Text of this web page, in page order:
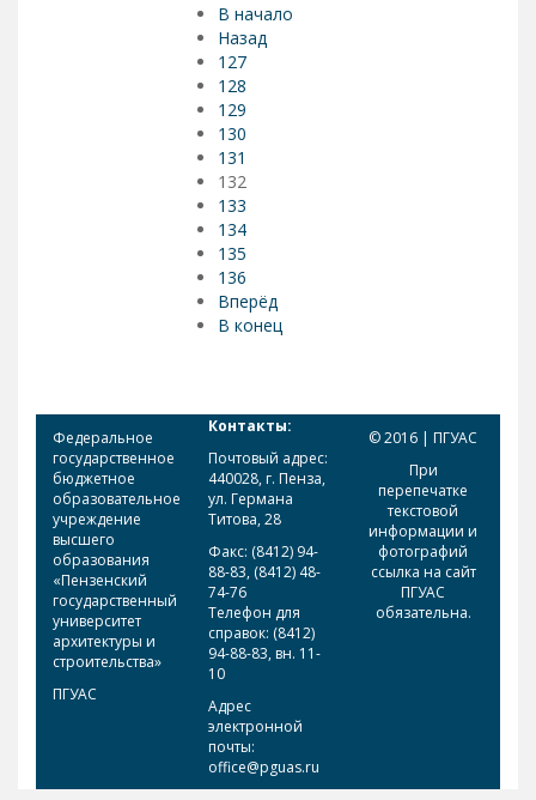
В начало
Назад
127
128
129
130
131
132
133
134
135
136
Вперёд
В конец
Федеральное
государственное
бюджетное
образовательное
учреждение
высшего
образования
«Пензенский
государственный
университет
архитектуры и
строительства»
ПГУАС
Контакты:
Почтовый адрес:
440028, г. Пенза,
ул. Германа
Титова, 28
Факс: (8412) 94-
88-83, (8412) 48-
74-76
Телефон для
справок: (8412)
94-88-83, вн. 11-
10
Адрес
электронной
почты:
office@pguas.ru
© 2016 | ПГУАС
При
перепечатке
текстовой
информации и
фотографий
ссылка на сайт
ПГУАС
обязательна.